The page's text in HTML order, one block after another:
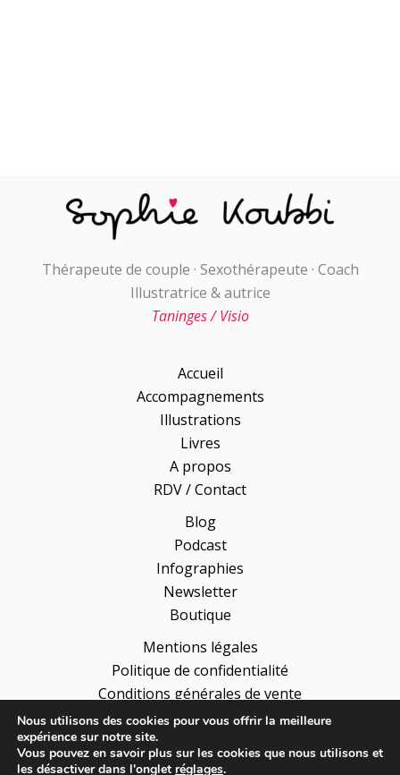
Thérapeute de couple · Sexothérapeute · Coach
Illustratrice & autrice
Taninges / Visio
Accueil
Accompagnements
Illustrations
Livres
A propos
RDV / Contact
Blog
Podcast
Infographies
Newsletter
Boutique
Mentions légales
Politique de confidentialité
Conditions générales de vente
Nous utilisons des cookies pour vous offrir la meilleure
expérience sur notre site.
Vous pouvez en savoir plus sur les cookies que nous utilisons et
les désactiver dans l'onglet réglages.